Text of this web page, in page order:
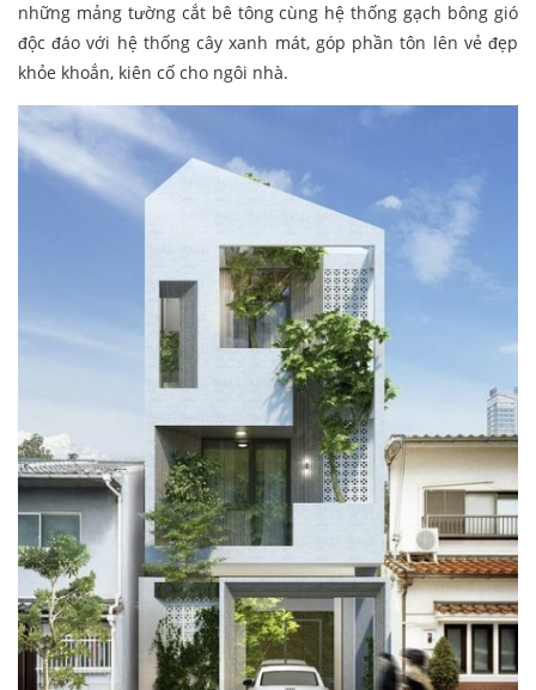
những mảng tường cắt bê tông cùng hệ thống gạch bông gió
độc đáo với hệ thống cây xanh mát, góp phần tôn lên vẻ đẹp
khỏe khoắn, kiên cố cho ngôi nhà.